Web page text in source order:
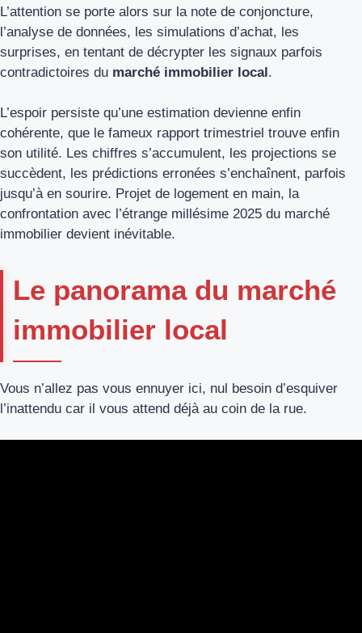
L’attention se porte alors sur la note de conjoncture,
l’analyse de données, les simulations d’achat, les
surprises, en tentant de décrypter les signaux parfois
contradictoires du marché immobilier local.
L’espoir persiste qu’une estimation devienne enfin
cohérente, que le fameux rapport trimestriel trouve enfin
son utilité. Les chiffres s’accumulent, les projections se
succèdent, les prédictions erronées s’enchaînent, parfois
jusqu’à en sourire. Projet de logement en main, la
confrontation avec l’étrange millésime 2025 du marché
immobilier devient inévitable.
Le panorama du marché
immobilier local
Vous n’allez pas vous ennuyer ici, nul besoin d’esquiver
l’inattendu car il vous attend déjà au coin de la rue.